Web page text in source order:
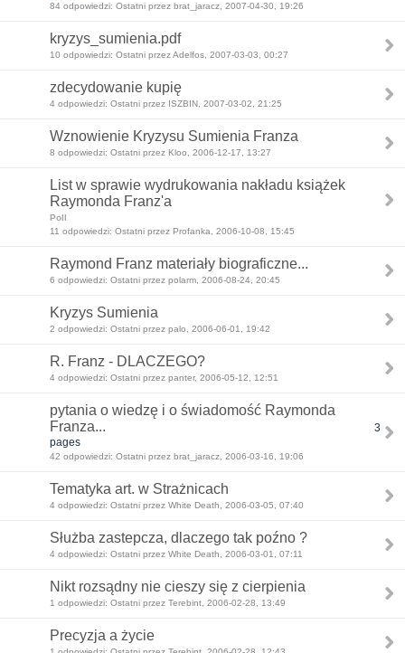
84 odpowiedzi: Ostatni przez brat_jaracz, 2007-04-30, 19:26
kryzys_sumienia.pdf
10 odpowiedzi: Ostatni przez Adelfos, 2007-03-03, 00:27
zdecydowanie kupię
4 odpowiedzi: Ostatni przez ISZBIN, 2007-03-02, 21:25
Wznowienie Kryzysu Sumienia Franza
8 odpowiedzi: Ostatni przez Kloo, 2006-12-17, 13:27
List w sprawie wydrukowania nakładu książek
Raymonda Franz'a
Poll
11 odpowiedzi: Ostatni przez Profanka, 2006-10-08, 15:45
Raymond Franz materiały biograficzne...
6 odpowiedzi: Ostatni przez polarm, 2006-08-24, 20:45
Kryzys Sumienia
2 odpowiedzi: Ostatni przez palo, 2006-06-01, 19:42
R. Franz - DLACZEGO?
4 odpowiedzi: Ostatni przez panter, 2006-05-12, 12:51
pytania o wiedzę i o świadomość Raymonda
Franza...
3
pages
42 odpowiedzi: Ostatni przez brat_jaracz, 2006-03-16, 19:06
Tematyka art. w Strażnicach
4 odpowiedzi: Ostatni przez White Death, 2006-03-05, 07:40
Służba zastepcza, dlaczego tak poźno ?
4 odpowiedzi: Ostatni przez White Death, 2006-03-01, 07:11
Nikt rozsądny nie cieszy się z cierpienia
1 odpowiedzi: Ostatni przez Terebint, 2006-02-28, 13:49
Precyzja a życie